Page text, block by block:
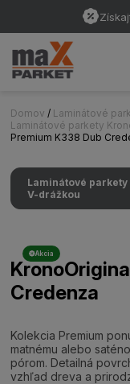
Domov / Laminátové
Laminátové parkety
Premium K338 Dub
Laminátové
V-drážkou
Akcia
Credenza
Kolekcia Premium
matnému alebo
pórom. Detailná
vzhľad dreva a